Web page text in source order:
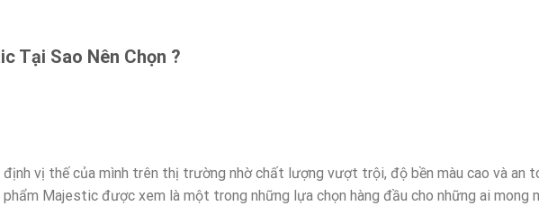
Tại Sao Nên Chọn ?
vị thế của mình trên thị trường nhờ chất lượng vượt trội, độ bền màu cao và an
Majestic được xem là một trong những lựa chọn hàng đầu cho những ai mong